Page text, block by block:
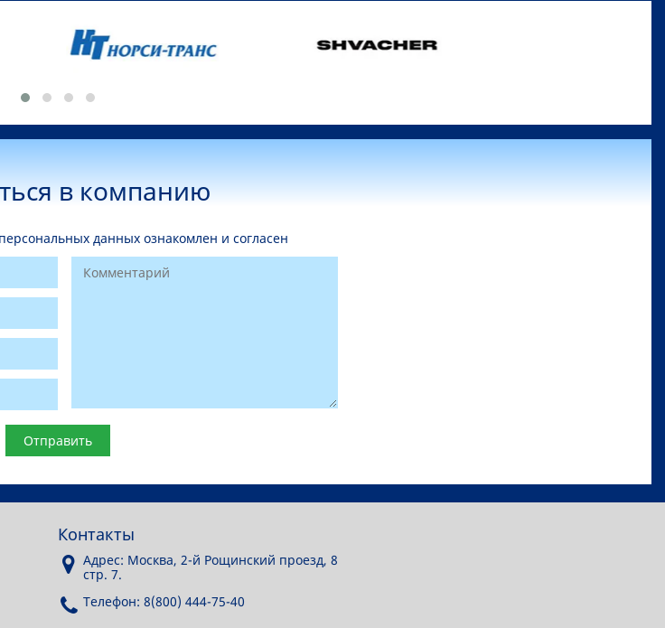
в компанию
данных ознакомлен и согласен
Контакты
Адрес: Москва, 2-й Рощинский проезд, 8
стр. 7.
Телефон: 8(800) 444-75-40